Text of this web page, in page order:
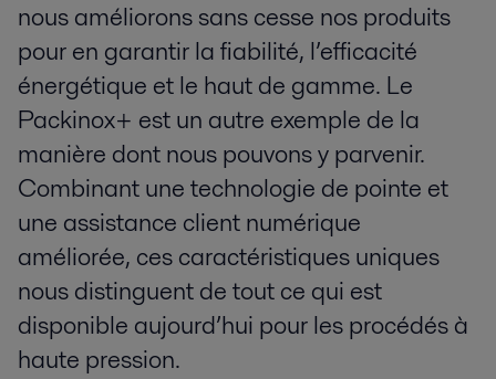
nous améliorons sans cesse nos produits
pour en garantir la fiabilité, l’efficacité
énergétique et le haut de gamme. Le
Packinox+ est un autre exemple de la
manière dont nous pouvons y parvenir.
Combinant une technologie de pointe et
une assistance client numérique
améliorée, ces caractéristiques uniques
nous distinguent de tout ce qui est
disponible aujourd’hui pour les procédés à
haute pression.